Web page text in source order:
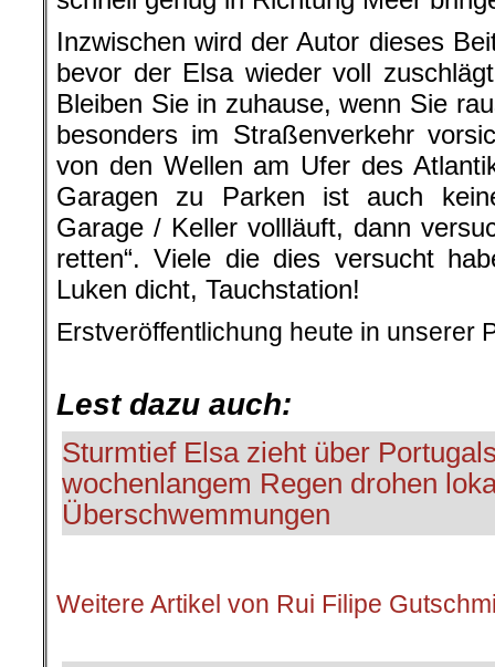
Inzwischen wird der Autor dieses
bevor der Elsa wieder voll
Bleiben Sie in zuhause, wenn Sie
besonders im Straßenverkehr
von den Wellen am Ufer des
Garagen zu Parken ist auch
Garage / Keller vollläuft, dann
retten“. Viele die dies versucht
Luken dicht, Tauchstation!
Erstveröffentlichung heute in unserer
Lest dazu auch:
Sturmtief Elsa zieht über
wochenlangem Regen drohen
Überschwemmungen
Weitere Artikel von Rui Filipe